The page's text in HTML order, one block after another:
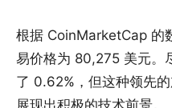
根据 CoinMarketCap 的
易价格为 80,275 美元。
了 0.62%，但这种领先
展现出积极的技术前景。